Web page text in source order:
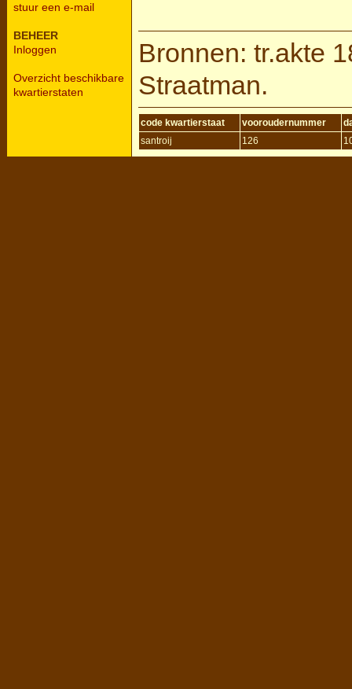
stuur een e-mail
BEHEER
Inloggen
Overzicht beschikbare
kwartierstaten
Bronnen: tr.akte
Straatman.
code kwartierstaat vooroudernummer
santroij
126